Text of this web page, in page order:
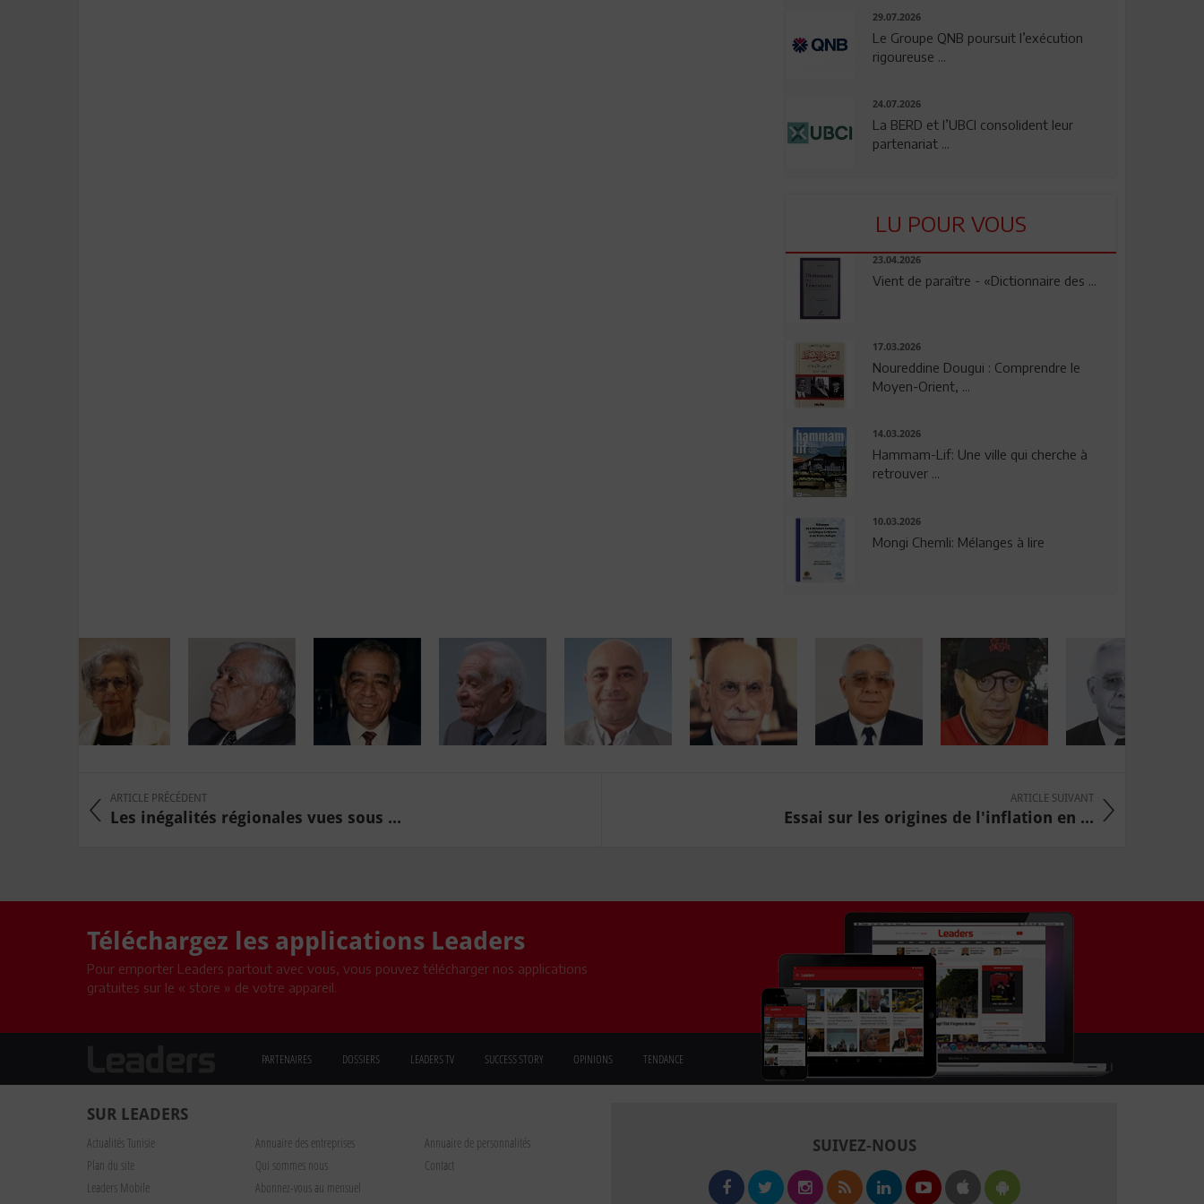
29.07.2026
Le Groupe QNB poursuit l’exécution
rigoureuse ...
24.07.2026
La BERD et l’UBCI consolident leur
partenariat ...
LU POUR VOUS
23.04.2026
Vient de paraître - «Dictionnaire des ...
17.03.2026
Noureddine Dougui : Comprendre le
Moyen-Orient, ...
14.03.2026
Hammam-Lif: Une ville qui cherche à
retrouver ...
10.03.2026
Mongi Chemli: Mélanges à lire
ARTICLE PRÉCÉDENT
Les inégalités régionales vues sous ...
ARTICLE SUIVANT
Essai sur les origines de l'inflation en ...
Téléchargez les applications Leaders
Pour emporter Leaders partout avec vous, vous pouvez télécharger nos applications
gratuites sur le « store » de votre appareil.
PARTENAIRES DOSSIERS LEADERS TV SUCCESS STORY OPINIONS TENDANCE
SUR LEADERS
Actualités Tunisie Annuaire des entreprises
Annuaire de personnalités
Plan du site
Qui sommes nous
Contact
Leaders Mobile
Abonnez-vous au mensuel
SUIVEZ-NOUS